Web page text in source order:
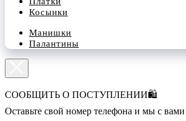
Косынки
Манишки
Палантины
СООБЩИТЬ О ПОСТУПЛЕНИИ🛍️
Оставьте свой номер телефона и мы с